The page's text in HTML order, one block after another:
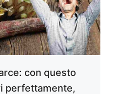
con questo
perfettamente,